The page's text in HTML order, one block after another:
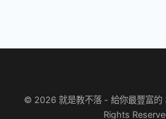
© 2026 就是教不落 - 給你最豐富的
Rights